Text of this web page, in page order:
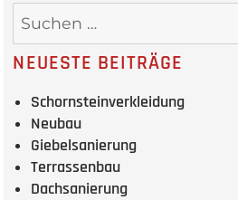
NEUESTE BEITRÄGE
Schornsteinverkleidung
Neubau
Giebelsanierung
Terrassenbau
Dachsanierung